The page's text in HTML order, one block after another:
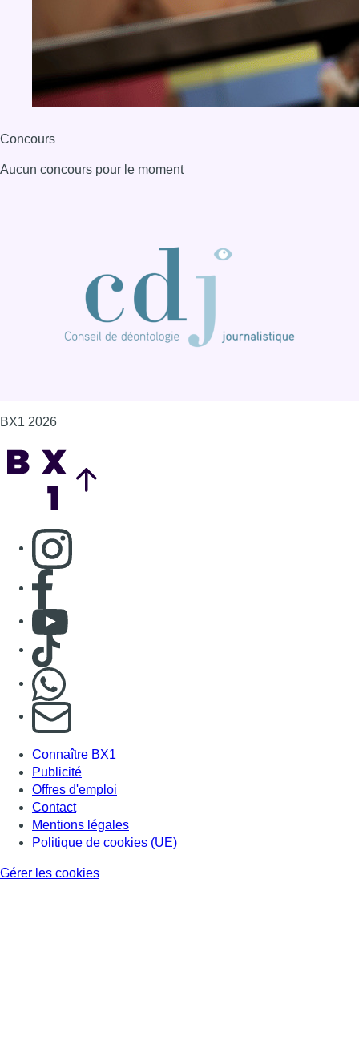
Concours
Aucun concours pour le moment
BX1 2026
Consulter page Instagram
Consulter page Facebook
Consulter Youtube
Consulter TikTok
S'abonner à notre newsletter
Connaître BX1
Publicité
Offres d'emploi
Contact
Mentions légales
Politique de cookies (UE)
Gérer les cookies